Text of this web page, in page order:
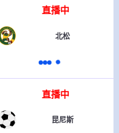
直播中
北松
直播中
昆尼斯